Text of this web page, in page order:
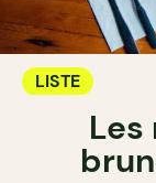
LISTE